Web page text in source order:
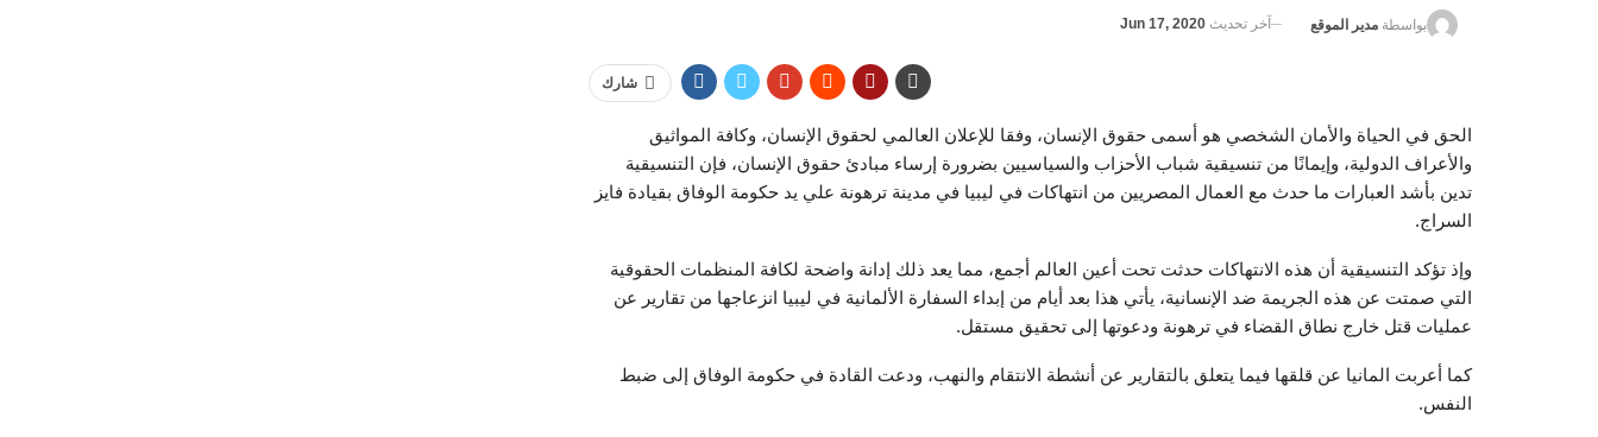
بواسطة مدير الموقع آخر تحديث Jun 17, 2020
شارك
الحق في الحياة والأمان الشخصي هو أسمى حقوق الإنسان، وفقا للإعلان العالمي لحقوق الإنسان، وكافة المواثيق
والأعراف الدولية، وإيمانًا من تنسيقية شباب الأحزاب والسياسيين بضرورة إرساء مبادئ حقوق الإنسان، فإن التنسيقية
تدين بأشد العبارات ما حدث مع العمال المصريين من انتهاكات في ليبيا في مدينة ترهونة علي يد حكومة الوفاق بقيادة فايز
السراج.
وإذ تؤكد التنسيقية أن هذه الانتهاكات حدثت تحت أعين العالم أجمع، مما يعد ذلك إدانة واضحة لكافة المنظمات الحقوقية
التي صمتت عن هذه الجريمة ضد الإنسانية، يأتي هذا بعد أيام من ‏إبداء السفارة الألمانية في ليبيا انزعاجها من تقارير عن
عمليات قتل خارج نطاق القضاء في ترهونة ودعوتها إلى تحقيق مستقل.
كما أعربت المانيا عن قلقها فيما يتعلق بالتقارير عن أنشطة الانتقام والنهب، ودعت القادة في حكومة الوفاق إلى ضبط
النفس.